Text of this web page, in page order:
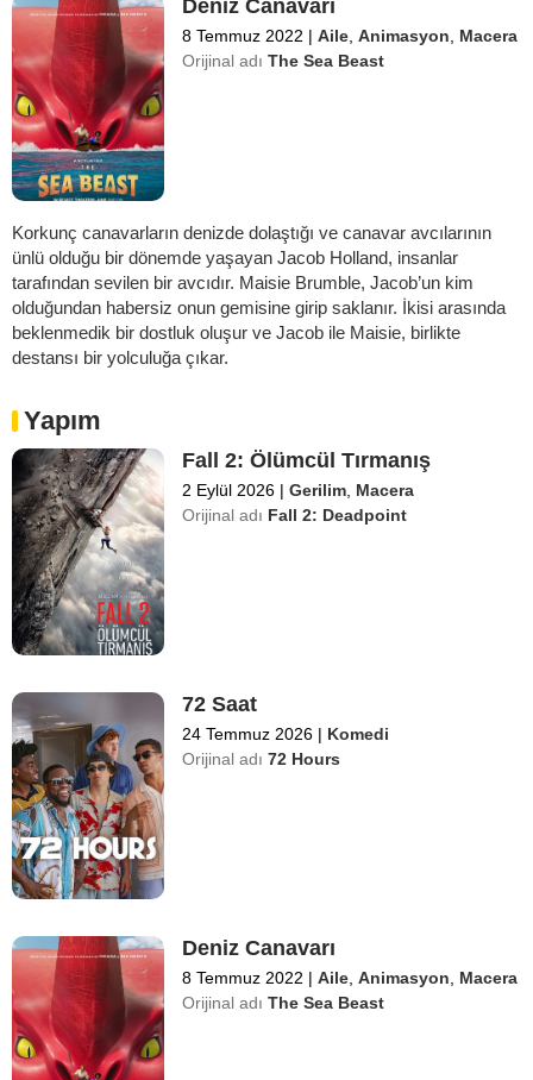
Deniz Canavarı
8 Temmuz 2022 | Aile ,Animasyon
Macera
Orijinal adıThe Sea Beast
Korkunç canavarların denizde dolaştığı ve canavar avcılarının
ünlü olduğu bir dönemde yaşayan Jacob Holland, insanlar
tarafından sevilen bir avcıdır. Maisie Brumble, Jacob’un kim
olduğundan habersiz onun gemisine girip saklanır. İkisi arasında
beklenmedik bir dostluk oluşur ve Jacob ile Maisie, birlikte
destansı bir yolculuğa çıkar.
Yapım
Fall 2: Ölümcül Tırmanış
2 Eylül 2026 | Gerilim Macera
Orijinal adı Fall 2: Deadpoint
72 Saat
24 Temmuz 2026 | Komedi
Orijinal adı72 Hours
Deniz Canavarı
8 Temmuz 2022 | Aile ,Animasyon
Macera
Orijinal adıThe Sea Beast